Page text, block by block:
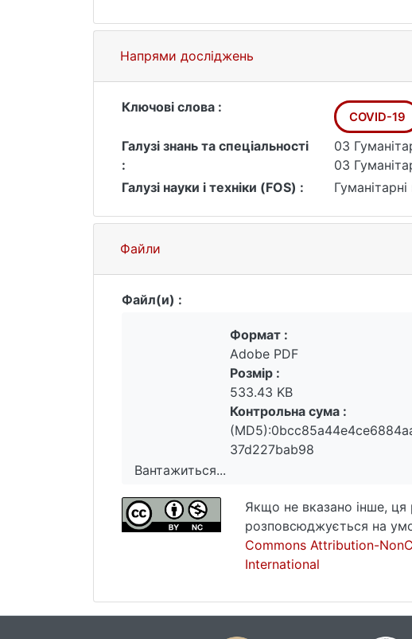
On the periphery of research is the role of
mass communication.
The object of the research is the media texts
The subject of the research is linguistic means
selected for analysis.
Напрями досліджень
Ключові слова :
COVID-19
Галузі знань та спеціальності
:
03
03
Галузі науки і техніки (FOS) :
Файли
Файл(и) :
Вантажиться...
Вантажиться...
Формат :
Adobe PDF
Розмір :
533.43 KB
Контрольна сума :
37d227bab98
Якщо не вказано інше, ця
розповсюджується на
Commons Attribution-
International